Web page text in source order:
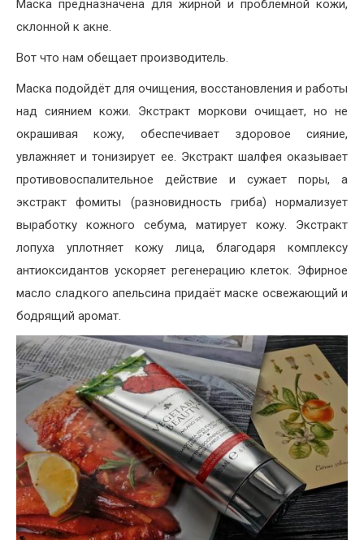
Маска предназначена для жирной и проблемной кожи,
склонной к акне.
Вот что нам обещает производитель.
Маска подойдёт для очищения, восстановления и работы
над сиянием кожи. Экстракт моркови очищает, но не
окрашивая кожу, обеспечивает здоровое сияние,
увлажняет и тонизирует ее. Экстракт шалфея оказывает
противовоспалительное действие и сужает поры, а
экстракт фомиты (разновидность гриба) нормализует
выработку кожного себума, матирует кожу. Экстракт
лопуха уплотняет кожу лица, благодаря комплексу
антиоксидантов ускоряет регенерацию клеток. Эфирное
масло сладкого апельсина придаёт маске освежающий и
бодрящий аромат.